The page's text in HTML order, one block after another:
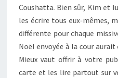
Coushatta. Bien sûr, Kim et
les écrire tous eux-mêmes,
différente pour chaque
Noël envoyée à la cour
Mieux vaut offrir à votre
carte et les lire partout sur